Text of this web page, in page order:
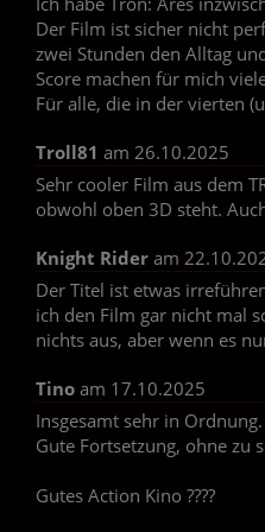
Der Film ist sicher nicht
zwei Stunden den Alltag
Score machen für mich
Für alle, die in der vierten
Troll81 am 26.10.2025
Sehr cooler Film aus dem
obwohl oben 3D steht.
Knight Rider am
Der Titel ist etwas
ich den Film gar nicht mal
nichts aus, aber wenn es
Tino am 17.10.2025
Insgesamt sehr in Ordnung.
Gute Fortsetzung, ohne zu
Gutes Action Kino ????